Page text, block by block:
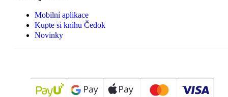
Mobilní aplikace
Kupte si knihu Čedok
Novinky